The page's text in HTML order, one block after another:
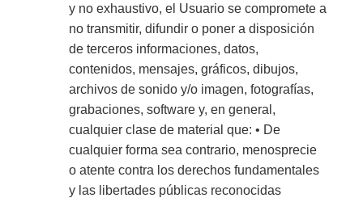
y no exhaustivo, el Usuario se compromete a
no transmitir, difundir o poner a disposición
de terceros informaciones, datos,
contenidos, mensajes, gráficos, dibujos,
archivos de sonido y/o imagen, fotografías,
grabaciones, software y, en general,
cualquier clase de material que: • De
cualquier forma sea contrario, menosprecie
o atente contra los derechos fundamentales
y las libertades públicas reconocidas